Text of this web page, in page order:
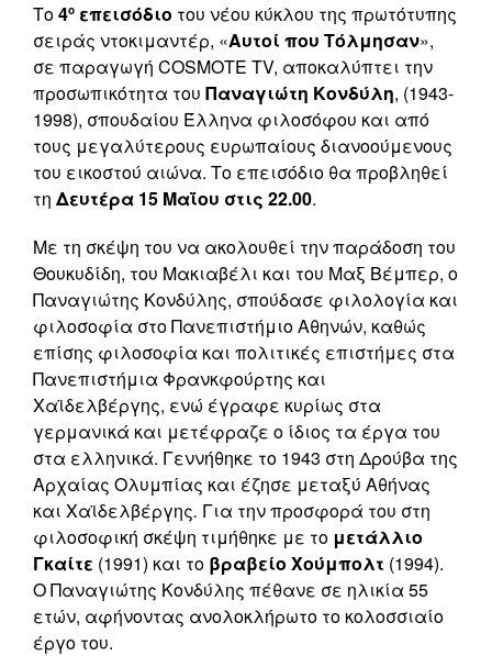
Το4ο επεισόδιο του νέου κύκλου της πρωτότυπης
σειράς ντοκιμαντέρ, «Αυτοί που Τόλμησαν»,
σε παραγωγή COSMΟΤΕ TV, αποκαλύπτει την
προσωπικότητα του Παναγιώτη Κονδύλη, (1943-
1998), σπουδαίου Έλληνα φιλοσόφου και από
τους μεγαλύτερους ευρωπαίους διανοούμενους
του εικοστού αιώνα. Το επεισόδιο θα προβληθεί
τη Δευτέρα 15 Μαΐου στις 22.00.
Με τη σκέψη του να ακολουθεί την παράδοση του
Θουκυδίδη, του Μακιαβέλι και του Μαξ Βέμπερ, ο
Παναγιώτης Κονδύλης, σπούδασε φιλολογία και
φιλοσοφία στο Πανεπιστήμιο Αθηνών, καθώς
επίσης φιλοσοφία και πολιτικές επιστήμες στα
Πανεπιστήμια Φρανκφούρτης και
Χαϊδελβέργης, ενώ έγραφε κυρίως στα
γερμανικά και μετέφραζε ο ίδιος τα έργα του
στα ελληνικά. Γεννήθηκε το 1943 στη Δρούβα της
Αρχαίας Ολυμπίας και έζησε μεταξύ Αθήνας
και Χαϊδελβέργης. Για την προσφορά του στη
φιλοσοφική σκέψη τιμήθηκε με το μετάλλιο
Γκαίτε (1991) και το βραβείο Χούμπολτ (1994).
Ο Παναγιώτης Κονδύλης πέθανε σε ηλικία 55
ετών, αφήνοντας ανολοκλήρωτο το κολοσσιαίο
έργο του.